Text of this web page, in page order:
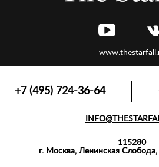
+7 (495) 724-36-64
115280
г. Москва, Ленинская